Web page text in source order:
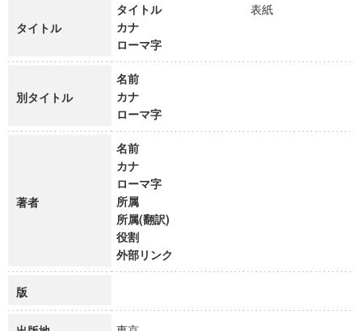
タイトル
タイトル
表紙
カナ
ローマ字
別タイトル
名前
カナ
ローマ字
著者
名前
カナ
ローマ字
所属
所属(翻訳)
役割
外部リンク
版